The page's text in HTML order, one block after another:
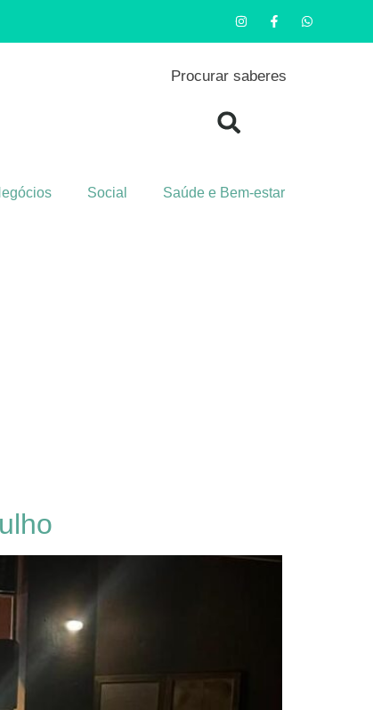
Procurar saberes
Social Saúde e Bem-estar